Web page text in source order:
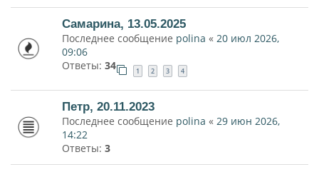
Самарина, 13.05.2025
Последнее сообщение polina « 20 июл 2026,
09:06
Ответы: 34 1 2 3 4
Петр, 20.11.2023
Последнее сообщение polina « 29 июн 2026,
14:22
Ответы: 3